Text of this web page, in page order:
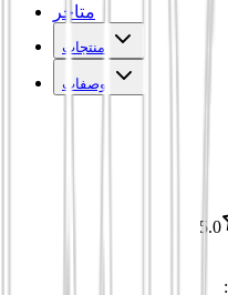
متاجر
منتجات
وصفات
5.0
: